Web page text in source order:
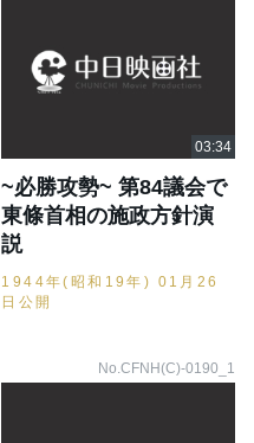
~必勝攻勢~ 第84議会で
東條首相の施政方針演
説
1944年(昭和19年) 01月26
日公開
No.CFNH(C)-0190_1